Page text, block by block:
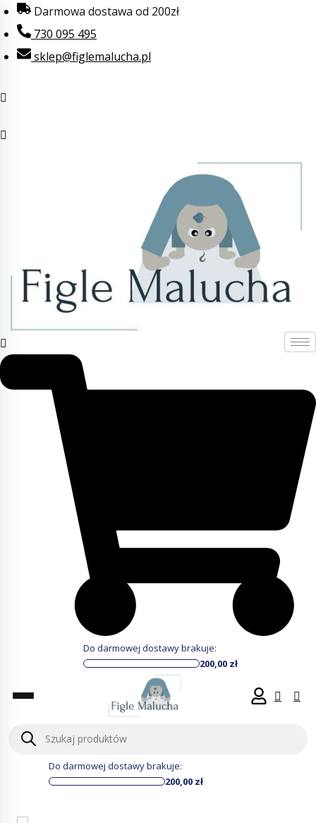
Przejdź
do
treści
Darmowa dostawa od 200zł
730 095 495
sklep@figlemalucha.pl
Do darmowej dostawy brakuje:
200,00 zł
Wyszukiwarka
produktów
Do darmowej dostawy brakuje:
200,00 zł